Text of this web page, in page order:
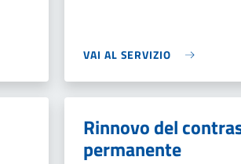
VAI AL SERVIZIO
Rinnovo del
permanente